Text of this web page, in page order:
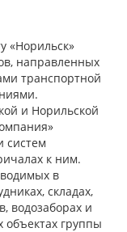
«Норильск»
направленных
транспортной
и Норильской
систем
к ним.
в
складах,
водозаборах и
объектах группы